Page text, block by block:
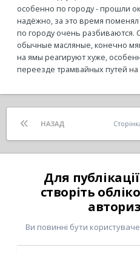
особенно по городу - прошли
надёжно, за это время поменял
по городу очень разбиваются.
обычные масляные, конечно
на ямы реагируют хуже,
переезде трамвайных путей на
НАЗАД
Для
створіть
Ви повинні бути